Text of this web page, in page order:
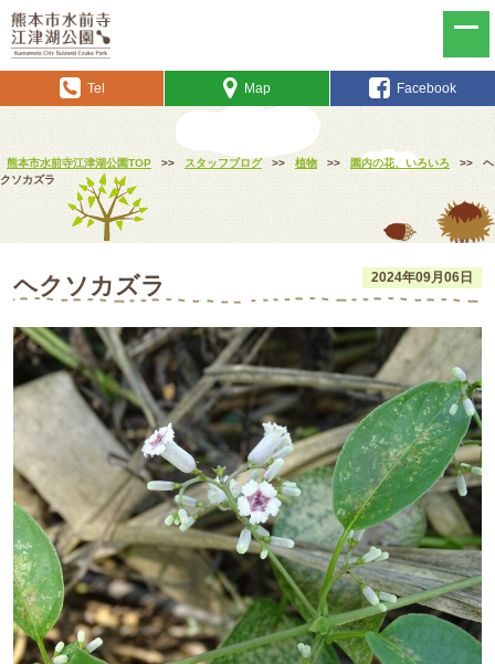
Tel Map Facebook
熊本市水前寺江津湖公園TOP >> スタッフブログ >> 植物 >> 園内の花、いろいろ >>
ヘ
クソカズラ
2024年09月06日
ヘクソカズラ